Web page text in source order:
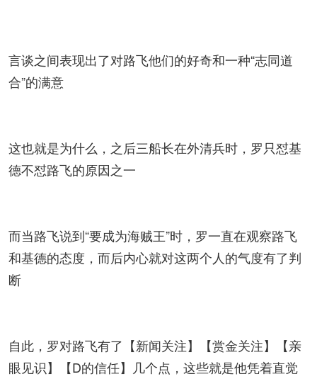
言谈之间表现出了对路飞他们的好奇和一种“志同道
合”的满意
这也就是为什么，之后三船长在外清兵时，罗只怼基
德不怼路飞的原因之一
而当路飞说到“要成为海贼王”时，罗一直在观察路飞
和基德的态度，而后内心就对这两个人的气度有了判
断
自此，罗对路飞有了【新闻关注】【赏金关注】【亲
眼见识】【D的信任】几个点，这些就是他凭着直觉